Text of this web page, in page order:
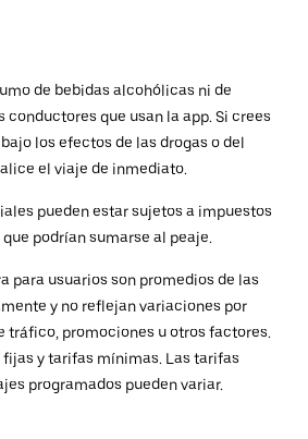
de bebidas alcohólicas ni de
conductores que usan la app. Si crees
los efectos de las drogas o del
el viaje de inmediato.
pueden estar sujetos a impuestos
podrían sumarse al peaje.
para usuarios son promedios de las
y no reflejan variaciones por
tráfico, promociones u otros factores.
y tarifas mínimas. Las tarifas
programados pueden variar.